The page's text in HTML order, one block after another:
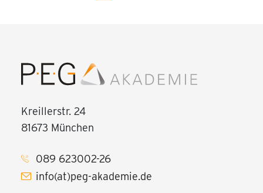
Kreillerstr. 24
81673 München
089 623002-26
info(at)peg-akademie.de